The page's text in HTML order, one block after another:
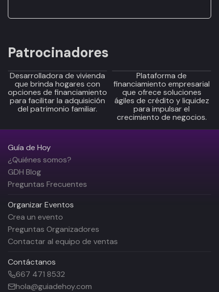
Patrocinadores
Desarrolladora de vivienda
que brinda hogares con
opciones de financiamiento
para facilitar la adquisición
del patrimonio familiar.
Plataforma de
financiamiento empresarial
que ofrece soluciones
ágiles de crédito y liquidez
para impulsar el
crecimiento de negocios.
Guía de Hoy
¿Quiénes somos?
GDH Blog
Preguntas Frecuentes
Organizar Eventos
Crea un evento
Preguntas Organizadores
Contactar al equipo de ventas
Contáctanos
667 471 8532
hola@guiadehoy.com